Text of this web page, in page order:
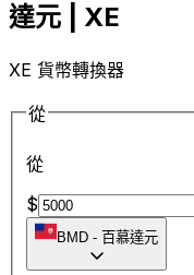
達元 | XE
XE 貨幣轉換器
從
從
$
BMD - 百慕達元